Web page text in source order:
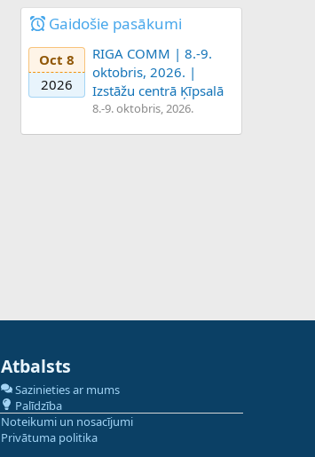
Gaidošie pasākumi
Oct 8
2026
RIGA COMM | 8.-9.
oktobris, 2026. |
Izstāžu centrā Ķīpsalā
8.-9. oktobris, 2026.
Atbalsts
Sazinieties ar mums
Palīdzība
Noteikumi un nosacījumi
Privātuma politika